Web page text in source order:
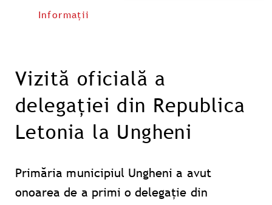
Informații
Vizită oficială a
delegației din Republica
Letonia la Ungheni
Primăria municipiul Ungheni a avut
onoarea de a primi o delegație din